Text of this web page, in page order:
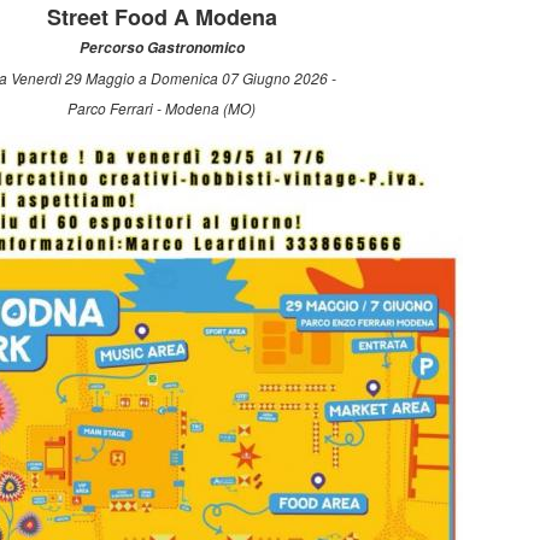
Street Food A Modena
Percorso Gastronomico
Venerdì 29 Maggio a Domenica 07 Giugno 2026 -
Parco Ferrari - Modena (MO)